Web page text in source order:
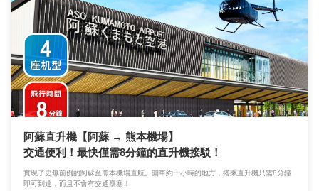
阿蘇直升機【阿蘇 → 熊本機場】
交通便利！最快僅需8分鐘的直升機接駁！
實現了史無前例的阿蘇至熊本機場直航。開車約一小時的地方，搭乘直升機只需8分鐘
即可到達，而且不會有交通壅塞！